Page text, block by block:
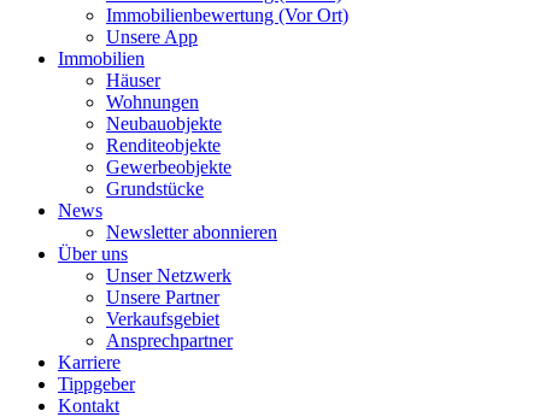
Immobilienbewertung (Vor Ort)
Unsere App
Immobilien
Häuser
Wohnungen
Neubauobjekte
Renditeobjekte
Gewerbeobjekte
Grundstücke
News
Newsletter abonnieren
Über uns
Unser Netzwerk
Unsere Partner
Verkaufsgebiet
Ansprechpartner
Karriere
Tippgeber
Kontakt